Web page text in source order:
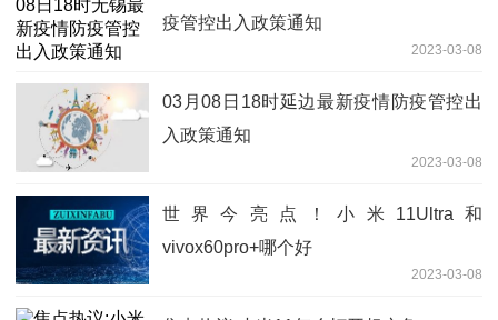
疫管控出入政策通知
2023-03-08
03月08日18时延边最新疫情防疫管控出
入政策通知
2023-03-08
世界今亮点！小米11Ultra和
vivox60pro+哪个好
2023-03-08